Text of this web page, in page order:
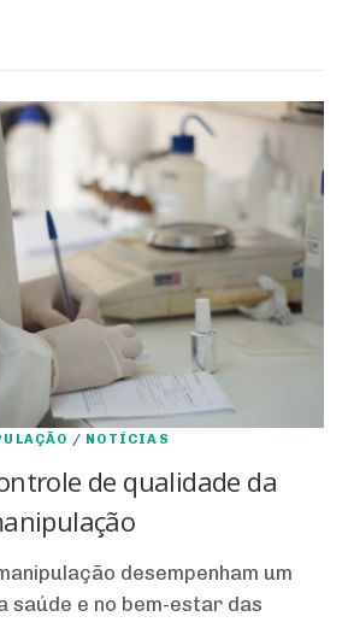
/ NOTÍCIAS
de qualidade da
desempenham um
saúde e no bem-estar das